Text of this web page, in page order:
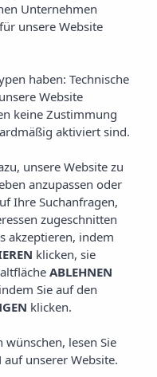
Unternehmen
unsere Website
haben: Technische
Website
keine Zustimmung
aktiviert sind.
unsere Website zu
anzupassen oder
Ihre Suchanfragen,
zugeschnitten
akzeptieren, indem
klicken, sie
ABLEHNEN
Sie auf den
klicken.
lesen Sie
auf unserer Website.